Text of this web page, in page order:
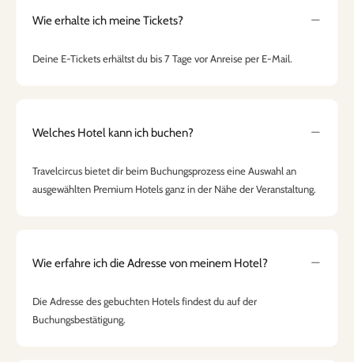
Wie erhalte ich meine Tickets?
Deine E-Tickets erhältst du bis 7 Tage vor Anreise per E-Mail.
Welches Hotel kann ich buchen?
Travelcircus bietet dir beim Buchungsprozess eine Auswahl an
ausgewählten Premium Hotels ganz in der Nähe der Veranstaltung.
Wie erfahre ich die Adresse von meinem Hotel?
Die Adresse des gebuchten Hotels findest du auf der
Buchungsbestätigung.